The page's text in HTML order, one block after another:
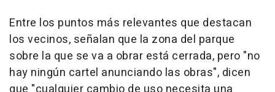
Entre los puntos más relevantes que destacan
los vecinos, señalan que la zona del parque
sobre la que se va a obrar está cerrada, pero "no
hay ningún cartel anunciando las obras", dicen